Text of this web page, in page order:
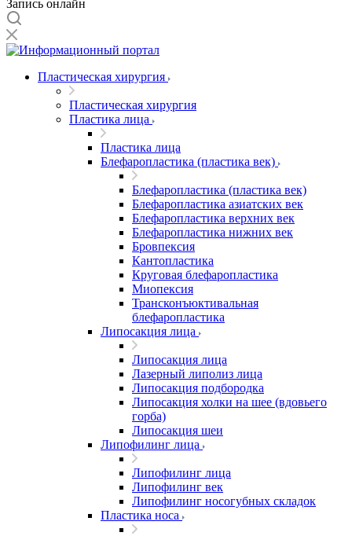
Запись онлайн
Пластическая хирургия
Пластическая хирургия
Пластика лица
Пластика лица
Блефаропластика (пластика век)
Блефаропластика (пластика век)
Блефаропластика азиатских век
Блефаропластика верхних век
Блефаропластика нижних век
Бровпексия
Кантопластика
Круговая блефаропластика
Миопексия
Трансконъюктивальная
блефаропластика
Липосакция лица
Липосакция лица
Лазерный липолиз лица
Липосакция подбородка
Липосакция холки на шее (вдовьего
горба)
Липосакция шеи
Липофилинг лица
Липофилинг лица
Липофилинг век
Липофилинг носогубных складок
Пластика носа